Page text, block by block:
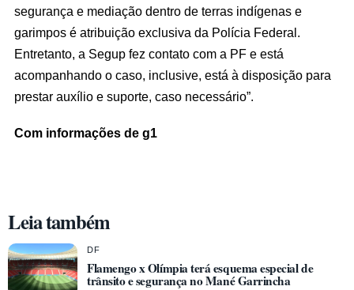
segurança e mediação dentro de terras indígenas e
garimpos é atribuição exclusiva da Polícia Federal.
Entretanto, a Segup fez contato com a PF e está
acompanhando o caso, inclusive, está à disposição para
prestar auxílio e suporte, caso necessário”.
Com informações de g1
Leia também
DF
Flamengo x Olímpia terá esquema especial de
trânsito e segurança no Mané Garrincha